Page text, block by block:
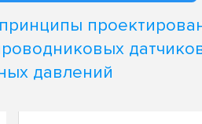
давлений